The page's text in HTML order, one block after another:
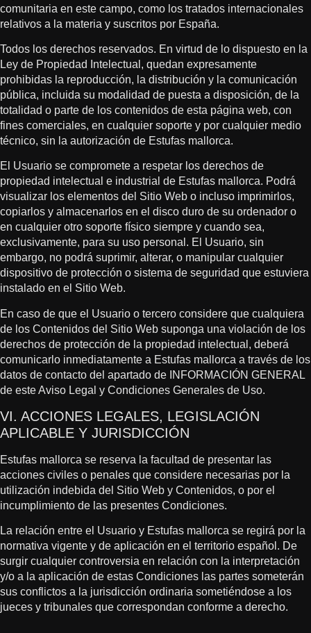
comunitaria en este campo, como los tratados internacionales
relativos a la materia y suscritos por España.
Todos los derechos reservados. En virtud de lo dispuesto en la
Ley de Propiedad Intelectual, quedan expresamente
prohibidas la reproducción, la distribución y la comunicación
pública, incluida su modalidad de puesta a disposición, de la
totalidad o parte de los contenidos de esta página web, con
fines comerciales, en cualquier soporte y por cualquier medio
técnico, sin la autorización de Estufas mallorca.
El Usuario se compromete a respetar los derechos de
propiedad intelectual e industrial de Estufas mallorca. Podrá
visualizar los elementos del Sitio Web o incluso imprimirlos,
copiarlos y almacenarlos en el disco duro de su ordenador o
en cualquier otro soporte físico siempre y cuando sea,
exclusivamente, para su uso personal. El Usuario, sin
embargo, no podrá suprimir, alterar, o manipular cualquier
dispositivo de protección o sistema de seguridad que estuviera
instalado en el Sitio Web.
En caso de que el Usuario o tercero considere que cualquiera
de los Contenidos del Sitio Web suponga una violación de los
derechos de protección de la propiedad intelectual, deberá
comunicarlo inmediatamente a Estufas mallorca a través de los
datos de contacto del apartado de INFORMACIÓN GENERAL
de este Aviso Legal y Condiciones Generales de Uso.
VI. ACCIONES LEGALES, LEGISLACIÓN
APLICABLE Y JURISDICCIÓN
Estufas mallorca se reserva la facultad de presentar las
acciones civiles o penales que considere necesarias por la
utilización indebida del Sitio Web y Contenidos, o por el
incumplimiento de las presentes Condiciones.
La relación entre el Usuario y Estufas mallorca se regirá por la
normativa vigente y de aplicación en el territorio español. De
surgir cualquier controversia en relación con la interpretación
y/o a la aplicación de estas Condiciones las partes someterán
sus conflictos a la jurisdicción ordinaria sometiéndose a los
jueces y tribunales que correspondan conforme a derecho.